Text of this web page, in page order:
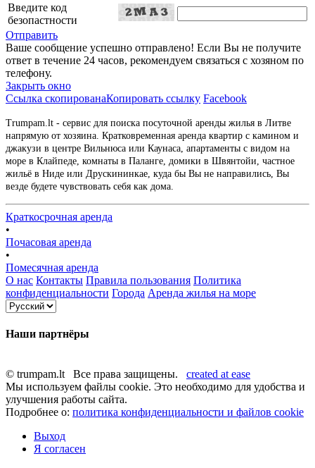
Введите код
безопастности
Отправить
Ваше сообщение успешно отправлено! Если Вы не получите
ответ в течение 24 часов, рекомендуем связаться с хозяном по
телефону.
Закрыть окно
Ссылка скопированаКопировать ссылку Facebook
Trumpam.lt - сервис для поиска посуточной аренды жилья в Литве
напрямую от хозяина. Кратковременная аренда квартир с камином и
джакузи в центре Вильнюса или Каунаса, апартаменты с видом на
море в Клайпеде, комнаты в Паланге, домики в Швянтойи, частное
жильё в Ниде или Друскининкае, куда бы Вы не направились, Вы
везде будете чувствовать себя как дома.
Краткосрочная аренда
•
Почасовая аренда
•
Помесячная аренда
О нас Контакты Правила пользования Политика
конфиденциальности Города Аренда жилья на море
Наши партнёры
© trumpam.lt Все права защищены. created at ease
Мы используем файлы cookie. Это необходимо для удобства и
улучшения работы сайта.
Подробнее о: политика конфиденциальности и файлов cookie
Выход
Я согласен